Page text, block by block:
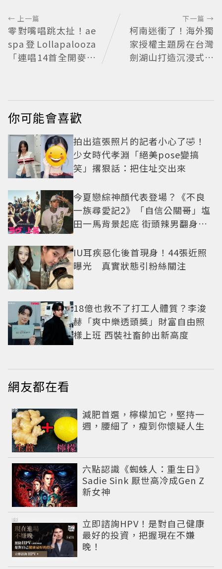
← 上一篇
零對嘴唱跳太扯！ae
spa登Lollapalooza
「連唱14首全開麥」
下一篇 →
柯南迷衝了！海外獨
家授權主題房在台灣
劍湖山打造沉浸式推
你可能會喜歡
拍出這張照片的記者小心了🤣！
少女時代孝淵「絕美pose變搞
笑」撂狠話：把住址交出來
今夏戀綜神顏代表登場？《不良
一族尋愛記2》「自信公關哥」塩
田一馬背景起底 街頭辣男翻身當
IU耳疾惡化後首現身！44張近照
曝光 真實狀態引粉絲關注
18億也救不了打工人體質？李浚
赫「爽中樂透頭獎」財富自由照
樣上班 西裝社畜帥出新高度
網友都在看
減肥首選，檸檬加它，堅持一
週，腰細了，瘦到你懷疑人生
PR
六點認識《蜘蛛人：重生日》
Sadie Sink 厭世高冷成Gen Z
新女神
立即諮詢HPV！是對自己健康
最好的投資，把握現在不嫌
晚！
PR